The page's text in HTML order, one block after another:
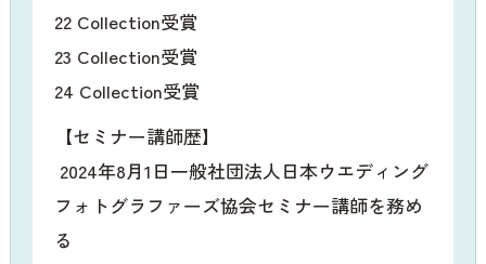
22 Collection受賞
23 Collection受賞
24 Collection受賞
【セミナー講師歴】
2024年8月1日一般社団法人日本ウエディング
フォトグラファーズ協会セミナー講師を務め
る